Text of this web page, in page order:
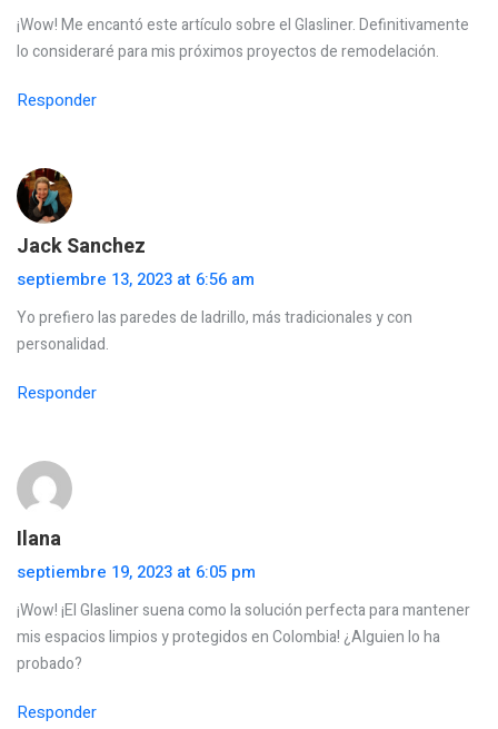
¡Wow! Me encantó este artículo sobre el Glasliner. Definitivamente
lo consideraré para mis próximos proyectos de remodelación.
Responder
Jack Sanchez
septiembre 13, 2023 at 6:56 am
Yo prefiero las paredes de ladrillo, más tradicionales y con
personalidad.
Responder
Ilana
septiembre 19, 2023 at 6:05 pm
¡Wow! ¡El Glasliner suena como la solución perfecta para mantener
mis espacios limpios y protegidos en Colombia! ¿Alguien lo ha
probado?
Responder